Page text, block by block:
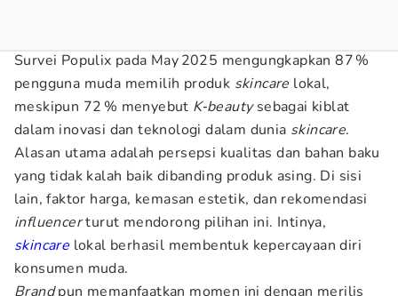
Survei Populix pada May 2025 mengungkapkan 87 %
pengguna muda memilih produk skincare lokal,
meskipun 72 % menyebut K‑beautysebagai kiblat
dalam inovasi dan teknologi dalam dunia skincare.
Alasan utama adalah persepsi kualitas dan bahan baku
yang tidak kalah baik dibanding produk asing. Di sisi
lain, faktor harga, kemasan estetik, dan rekomendasi
influencerturut mendorong pilihan ini. Intinya,
skincare lokal berhasil membentuk kepercayaan diri
konsumen muda.
Brandpun memanfaatkan momen ini dengan merilis